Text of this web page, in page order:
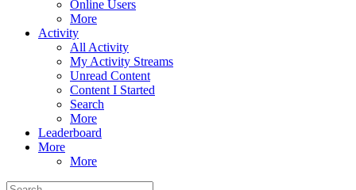
Online Users
More
Activity
All Activity
My Activity Streams
Unread Content
Content I Started
Search
More
Leaderboard
More
More